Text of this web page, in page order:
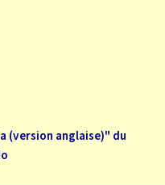
(version anglaise)" du